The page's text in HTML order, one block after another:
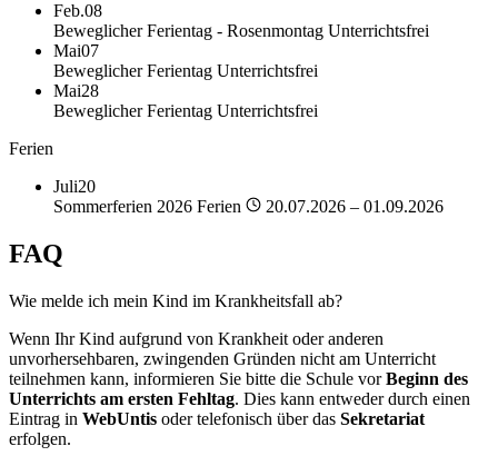
Feb.08
Beweglicher Ferientag - Rosenmontag Unterrichtsfrei
Mai07
Beweglicher Ferientag Unterrichtsfrei
Mai28
Beweglicher Ferientag Unterrichtsfrei
Ferien
Juli20
Sommerferien 2026 Ferien 20.07.2026 – 01.09.2026
FAQ
Wie melde ich mein Kind im Krankheitsfall ab?
Wenn Ihr Kind aufgrund von Krankheit oder anderen
unvorhersehbaren, zwingenden Gründen nicht am Unterricht
teilnehmen kann, informieren Sie bitte die Schule vorBeginn des
Unterrichts am ersten Fehltag. Dies kann entweder durch einen
Eintrag in WebUntis oder telefonisch über das Sekretariat
erfolgen.